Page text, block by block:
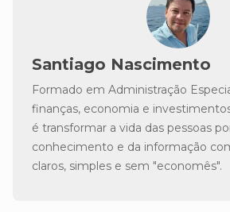
Santiago Nascimento
Formado em Administração
finanças, economia e
é transformar a vida das pessoas
conhecimento e da informação
claros, simples e sem "economês".